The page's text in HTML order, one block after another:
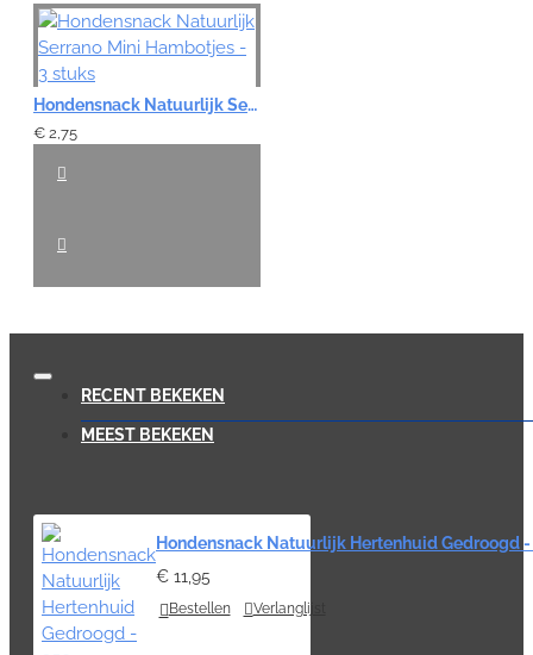
Hondensnack Natuurlijk Serrano Mini Hambotjes - 3 stuks
€ 2,75
RECENT BEKEKEN
MEEST BEKEKEN
Hondensnack Natuurlijk Hertenhuid Gedroogd
€ 11,95
Bestellen Verlanglijst